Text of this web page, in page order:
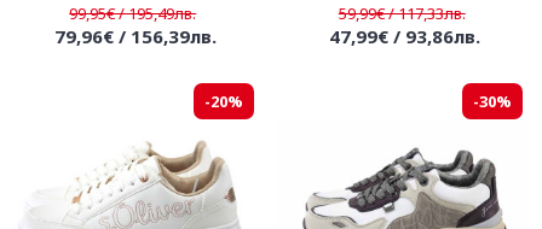
99,95€ / 195,49лв.
79,96€ / 156,39лв.
59,99€ / 117,33лв.
47,99€ / 93,86лв.
-20% -30%